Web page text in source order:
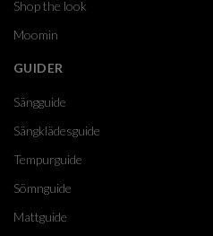
Shop the look
Moomin
GUIDER
Sängguide
Sängklädesguide
Tempurguide
Sömnguide
Mattguide